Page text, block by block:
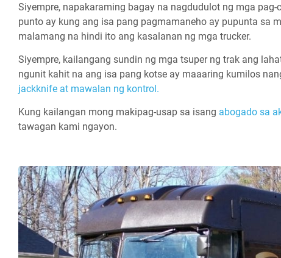
Siyempre, napakaraming bagay na nagdudulot ng mga
punto ay kung ang isa pang pagmamaneho ay pupunta sa
malamang na hindi ito ang kasalanan ng mga trucker.
Siyempre, kailangang sundin ng mga tsuper ng trak ang
ngunit kahit na ang isa pang kotse ay maaaring kumilos
jackknife at mawalan ng kontrol.
Kung kailangan mong makipag-usap sa isang abogado sa
tawagan kami ngayon.